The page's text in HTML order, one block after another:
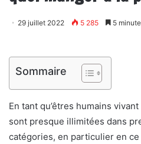
29 juillet 2022 5 285 5
Sommaire
En tant qu’êtres humains
sont presque illimitées dans
catégories, en particulier en